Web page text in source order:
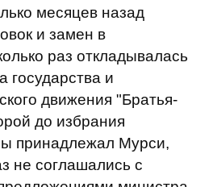
месяцев назад
и замен в
раз откладывалась
государства и
движения "Братья-
до избрания
принадлежал Мурси,
не соглашались с